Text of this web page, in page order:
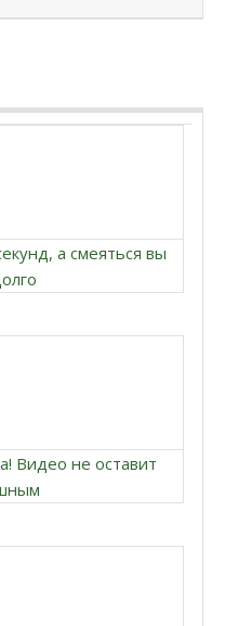
а смеяться вы
Видео не оставит